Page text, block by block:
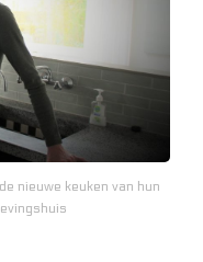
nieuwe keuken van hun